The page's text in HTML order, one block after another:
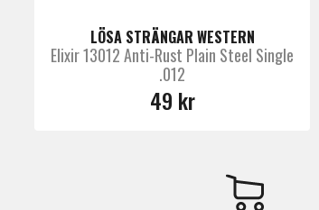
LÖSA STRÄNGAR WESTERN
Elixir 13012 Anti-Rust Plain Steel Single
.012
49 kr